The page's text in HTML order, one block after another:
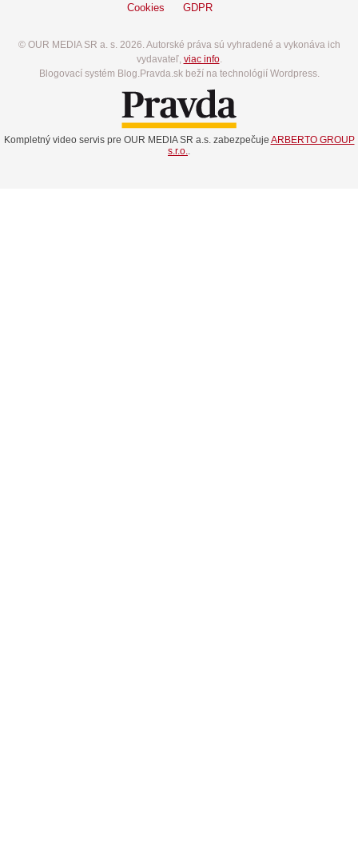
Cookies GDPR
© OUR MEDIA SR a. s. 2026. Autorské práva sú vyhradené a vykonáva ich
vydavateľ, viac info.
Blogovací systém Blog.Pravda.sk beží na technológií Wordpress.
Kompletný video servis pre OUR MEDIA SR a.s. zabezpečuje ARBERTO GROUP
s.r.o.